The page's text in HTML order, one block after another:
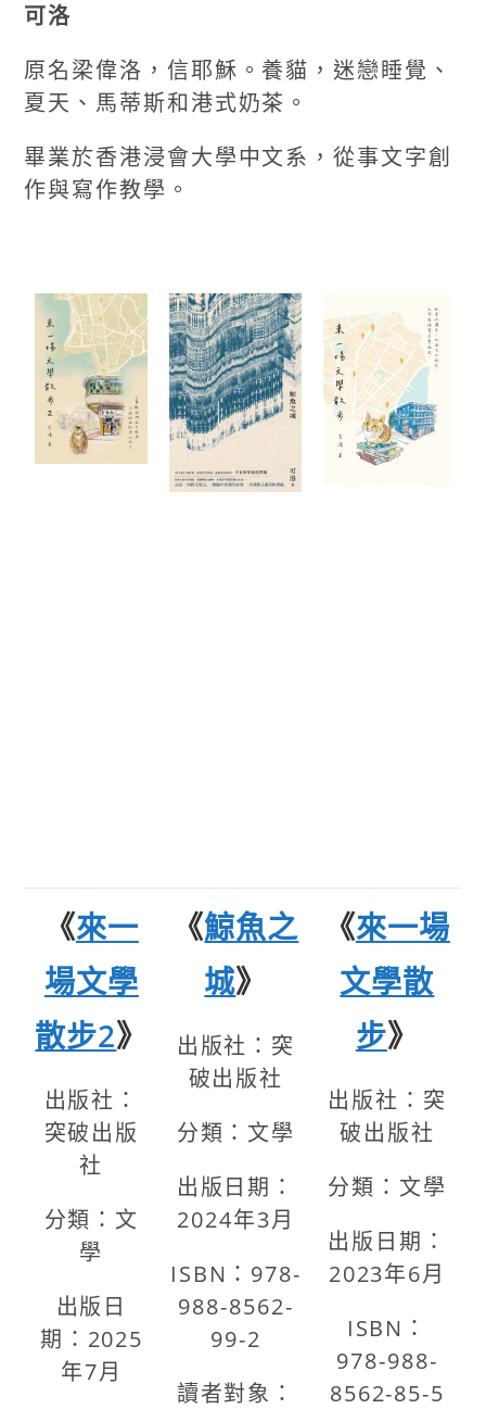
可洛
原名梁偉洛，信耶穌。養貓，迷戀睡覺、
夏天、馬蒂斯和港式奶茶。
畢業於香港浸會大學中文系，從事文字創
作與寫作教學。
《來一
場文學
散步2》
出版社：
突破出版
社
分類：文
學
出版日
期：2025
年7月
《鯨魚之
城》
出版社：突
破出版社
分類：文學
出版日期：
2024年3月
ISBN：978-
988-8562-
99-2
讀者對象：
《來一場
文學散
步》
出版社：突
破出版社
分類：文學
出版日期：
2023年6月
ISBN：
978-988-
8562-85-5